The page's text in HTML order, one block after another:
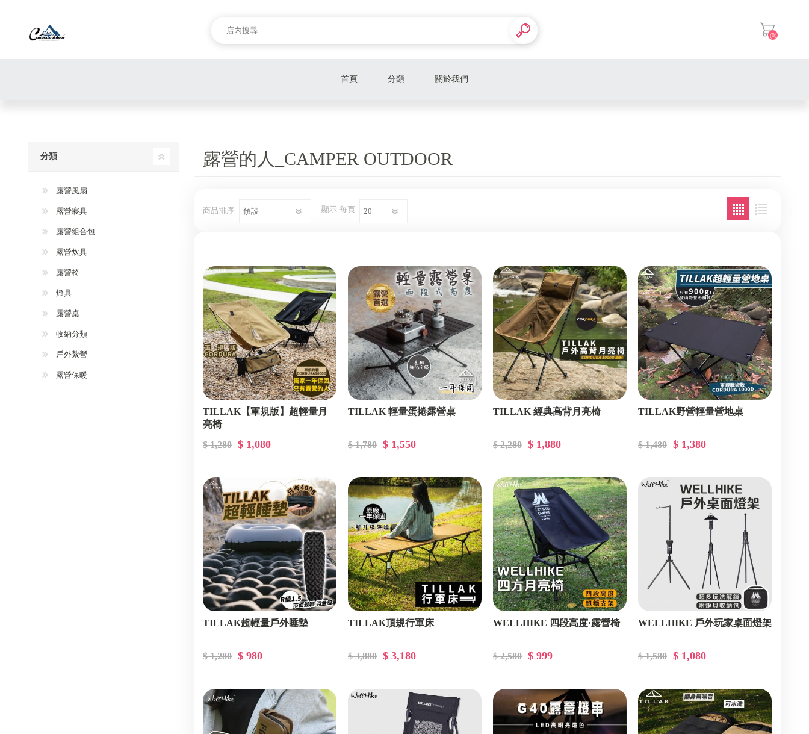
(0)
首頁 分類
露營桌
收納分類
戶外紮營
露營保暖
關於我們
露營的人_CAMPER OUTDOOR
商品排序 顯示 每頁
TILLAK【軍規版】超輕量月
亮椅
$ 1,280 $ 1,080
TILLAK 輕量蛋捲露營桌
$ 1,780 $ 1,550
TILLAK 經典高背月亮椅
$ 2,280 $ 1,880
TILLAK野營輕量營地桌
$ 1,480 $ 1,380
TILLAK超輕量戶外睡墊
$ 1,280 $ 980
TILLAK頂規行軍床
$ 3,880 $ 3,180
WELLHIKE 四段高度·露營椅
$ 2,580 $ 999
WELLHIKE 戶外玩家桌面燈架
$ 1,580 $ 1,080
分類
露營風扇
露營寢具
露營組合包
露營炊具
露營椅
燈具
露營桌
收納分類
戶外紮營
露營保暖